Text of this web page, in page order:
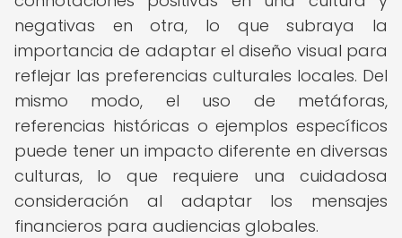
negativas en otra, lo que subraya la
importancia de adaptar el diseño visual para
reflejar las preferencias culturales locales. Del
mismo modo, el uso de metáforas,
referencias históricas o ejemplos específicos
puede tener un impacto diferente en diversas
culturas, lo que requiere una cuidadosa
consideración al adaptar los mensajes
financieros para audiencias globales.